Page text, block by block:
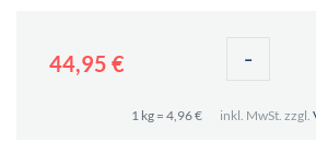
44,95 € -
1 kg = 4,96 € inkl. MwSt. zzgl.